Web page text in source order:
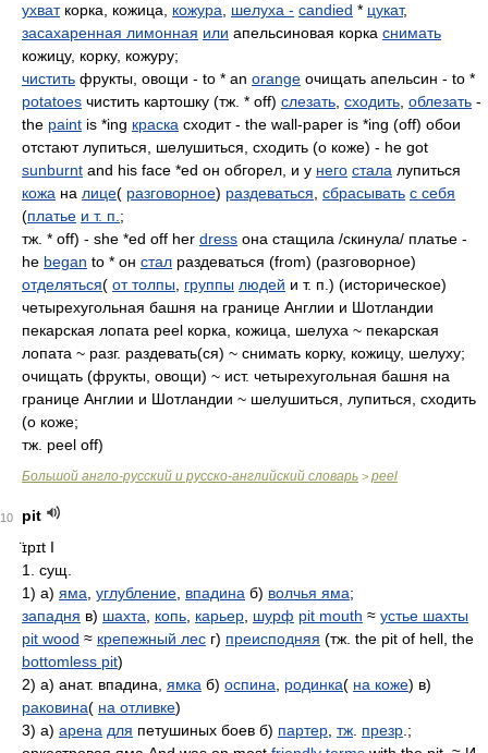
ухваткорка, кожица, кожура шелуха - candied * цукат,
засахаренная лимонная или апельсиновая корка снимать
кожицу, корку, кожуру;
чистить фрукты, овощи - to * an orange очищать апельсин - to *
potatoes чистить картошку (тж. * off) слезать сходить облезать -
the paint is *ing краска сходит - the wall-paper is *ing (off) обои
отстают лупиться, шелушиться, сходить (о коже) - he got
sunburnt and his face *ed он обгорел, и у него стала лупиться
кожа на лице( разговорное) раздеваться сбрасывать с себя
(платье и т. п. ;
тж. * off) - she *ed off her dress она стащила /скинула/ платье -
he began to * он стал раздеваться (from) (разговорное)
отделяться( от толпы группы людей и т. п.) (историческое)
четырехугольная башня на границе Англии и Шотландии
пекарская лопата peel корка, кожица, шелуха ~ пекарская
лопата ~ разг. раздевать(ся) ~ снимать корку, кожицу, шелуху;
очищать (фрукты, овощи) ~ ист. четырехугольная башня на
границе Англии и Шотландии ~ шелушиться, лупиться, сходить
(о коже;
тж. peel off)
Большой англо-русский и русско-английский словарь > peel
10
pit
̈ɪpɪt I
1. сущ.
1) а) яма углубление впадина б) волчья яма;
западня в) шахта копь карьер шурф pit mouth ≈ устье шахты
pit wood ≈ крепежный лес г) преисподняя (тж. the pit of hell, the
bottomless pit)
2) а) анат. впадина, ямка б) оспина родинка( на коже) в)
раковина( на отливке)
3) а) арена для петушиных боев б) партер тж презр .;